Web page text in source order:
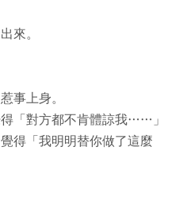
來。
事上身。
「對方都不肯體諒我……」
得「我明明替你做了這麼